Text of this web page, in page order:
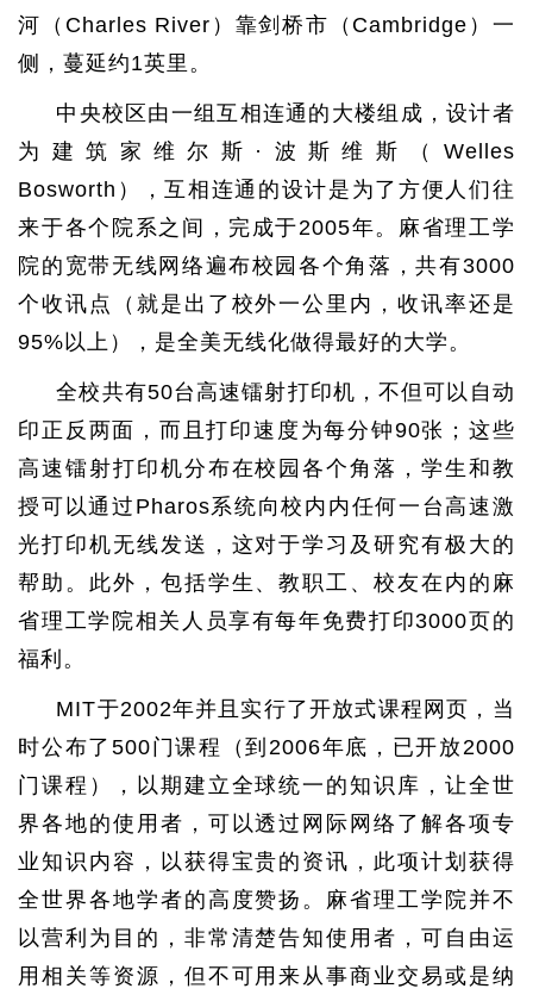
河（Charles River）靠剑桥市（Cambridge）一
侧，蔓延约1英里。
中央校区由一组互相连通的大楼组成，设计者
为建筑家维尔斯·波斯维斯（Welles
Bosworth），互相连通的设计是为了方便人们往
来于各个院系之间，完成于2005年。麻省理工学
院的宽带无线网络遍布校园各个角落，共有3000
个收讯点（就是出了校外一公里内，收讯率还是
95%以上），是全美无线化做得最好的大学。
全校共有50台高速镭射打印机，不但可以自动
印正反两面，而且打印速度为每分钟90张；这些
高速镭射打印机分布在校园各个角落，学生和教
授可以通过Pharos系统向校内内任何一台高速激
光打印机无线发送，这对于学习及研究有极大的
帮助。此外，包括学生、教职工、校友在内的麻
省理工学院相关人员享有每年免费打印3000页的
福利。
MIT于2002年并且实行了开放式课程网页，当
时公布了500门课程（到2006年底，已开放2000
门课程），以期建立全球统一的知识库，让全世
界各地的使用者，可以透过网际网络了解各项专
业知识内容，以获得宝贵的资讯，此项计划获得
全世界各地学者的高度赞扬。麻省理工学院并不
以营利为目的，非常清楚告知使用者，可自由运
用相关等资源，但不可用来从事商业交易或是纳